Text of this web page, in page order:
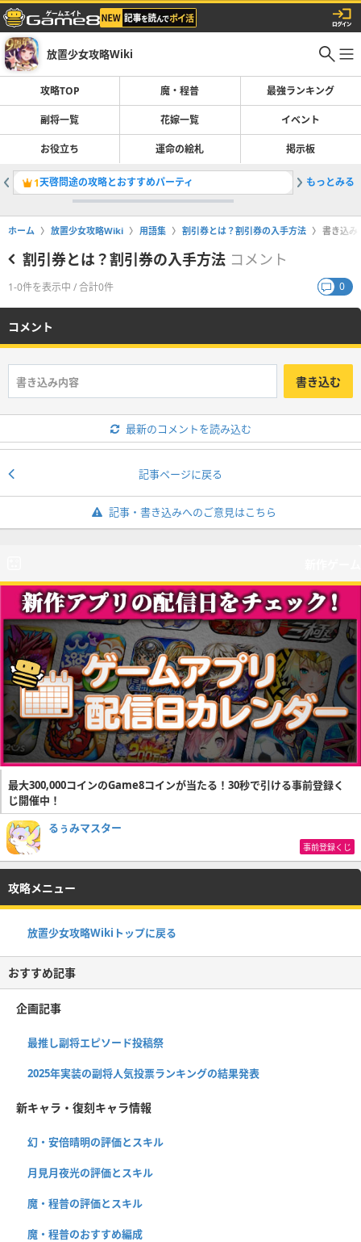
放置少女攻略Wiki
攻略TOP 魔・程普 最強ランキング
副将一覧 花嫁一覧 イベント
お役立ち 運命の絵札 掲示板
1天啓問途の攻略とおすすめパーティ 2魔・程
もっとみる
ホーム 放置少女攻略Wiki 用語集 割引券とは？割引券の入手方法 書き込み
割引券とは？割引券の入手方法 コメント
1-0件を表示中 / 合計0件 0
コメント
書き込む
最新のコメントを読み込む
記事ページに戻る
記事・書き込みへのご意見はこちら
最大300,000コインのGame8コインが当たる！30秒で引ける事前登録く
じ開催中！
るぅみマスター
事前登録くじ
攻略メニュー
放置少女攻略Wikiトップに戻る
おすすめ記事
企画記事
最推し副将エピソード投稿祭
2025年実装の副将人気投票ランキングの結果発表
新キャラ・復刻キャラ情報
幻・安倍晴明の評価とスキル
月見月夜光の評価とスキル
魔・程普の評価とスキル
魔・程普のおすすめ編成